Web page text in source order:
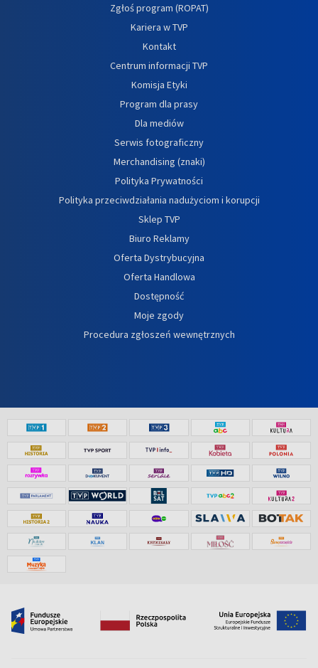
Zgłoś program (ROPAT)
Kariera w TVP
Kontakt
Centrum informacji TVP
Komisja Etyki
Program dla prasy
Dla mediów
Serwis fotograficzny
Merchandising (znaki)
Polityka Prywatności
Polityka przeciwdziałania nadużyciom i korupcji
Sklep TVP
Biuro Reklamy
Oferta Dystrybucyjna
Oferta Handlowa
Dostępność
Moje zgody
Procedura zgłoszeń wewnętrznych